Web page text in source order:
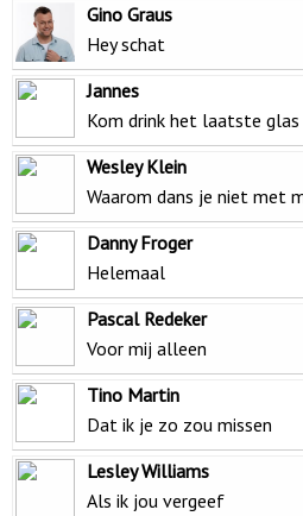
Gino Graus
Hey schat
Jannes
Kom drink het laatste
Wesley Klein
Waarom dans je niet met
Danny Froger
Helemaal
Pascal Redeker
Voor mij alleen
Tino Martin
Dat ik je zo zou missen
Lesley Williams
Als ik jou vergeef